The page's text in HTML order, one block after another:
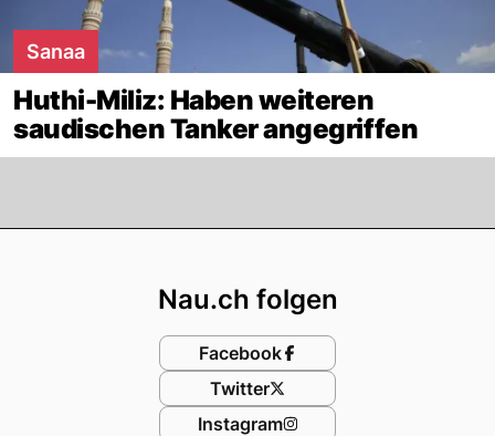
Sanaa
Huthi-Miliz: Haben weiteren
saudischen Tanker angegriffen
Nau.ch folgen
Facebook
Twitter
Instagram